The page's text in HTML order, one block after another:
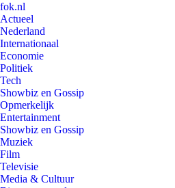
fok.nl
Actueel
Nederland
Internationaal
Economie
Politiek
Tech
Showbiz en Gossip
Opmerkelijk
Entertainment
Showbiz en Gossip
Muziek
Film
Televisie
Media & Cultuur